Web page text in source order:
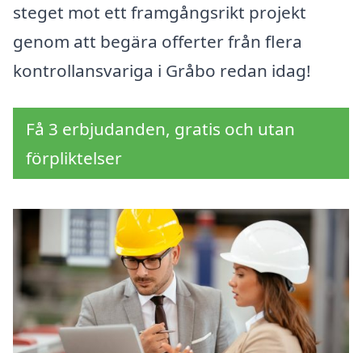
steget mot ett framgångsrikt projekt
genom att begära offerter från flera
kontrollansvariga i Gråbo redan idag!
Få 3 erbjudanden, gratis och utan
förpliktelser